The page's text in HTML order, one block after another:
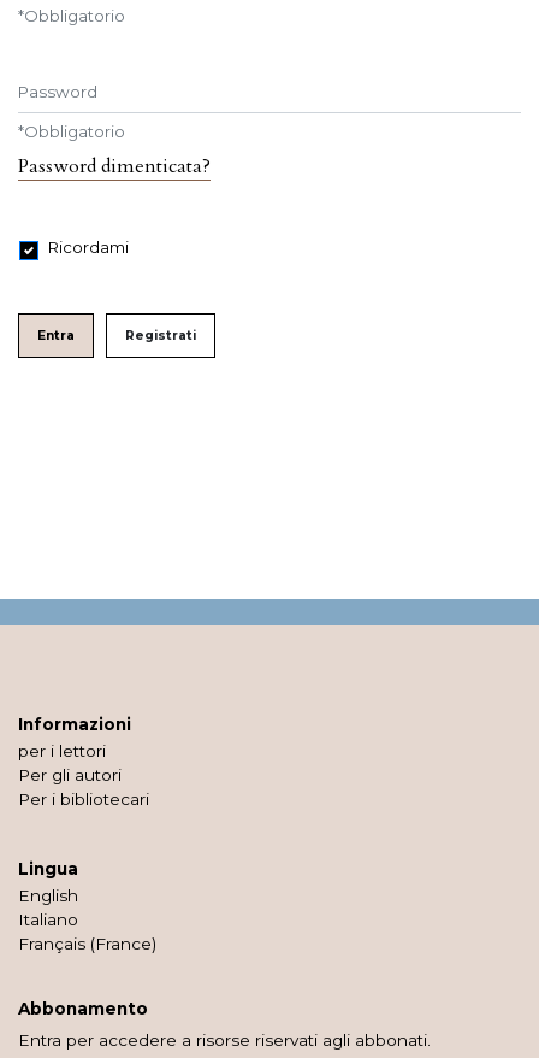
*Obbligatorio
Password
*Obbligatorio
Password dimenticata?
Ricordami
Entra Registrati
Informazioni
per i lettori
Per gli autori
Per i bibliotecari
Lingua
English
Italiano
Français (France)
Abbonamento
Entra per accedere a risorse riservati agli abbonati.